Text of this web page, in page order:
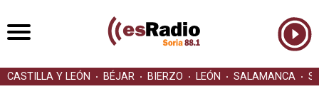
CASTILLA Y LEÓN BÉJAR BIERZO LEÓN SALAMANCA